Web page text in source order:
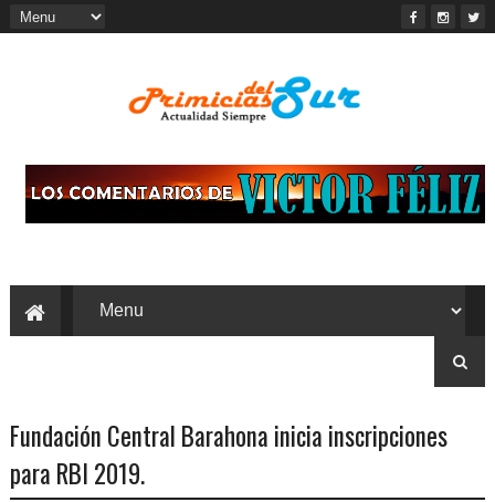
Fundación Central Barahona inicia inscripciones
para RBI 2019.